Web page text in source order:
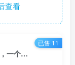
查看
外面卖1000+的闲鱼精品：拼多多砍价项目，一个号一天纯赚40+适合新手0门槛
已售 11